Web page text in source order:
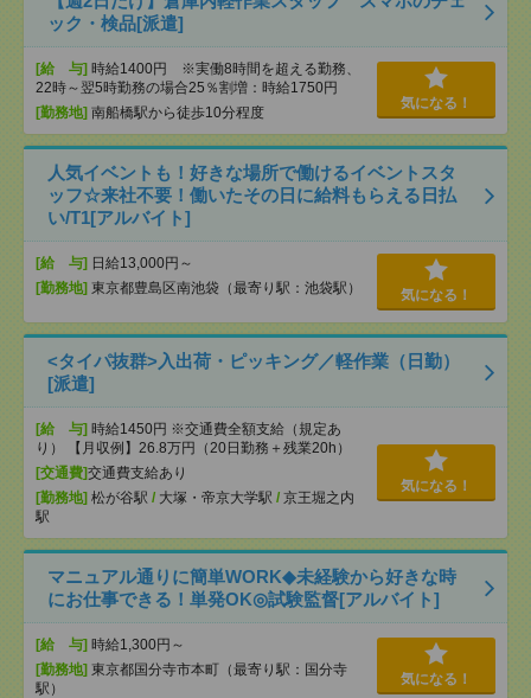
ック・検品[派遣]
[給 与] 時給1400円 ※実働8時間を超える勤務、
22時～翌5時勤務の場合25％割増：時給1750円
[勤務地] 南船橋駅から徒歩10分程度
気になる！
人気イベントも！好きな場所で働けるイベントスタ
ッフ☆来社不要！働いたその日に給料もらえる日払
い/T1[アルバイト]
[給 与] 日給13,000円～
[勤務地] 東京都豊島区南池袋（最寄り駅：池袋駅） 気になる！
<タイパ抜群>入出荷・ピッキング／軽作業（日勤）
[派遣]
[給 与] 時給1450円 ※交通費全額支給（規定あ
り） 【月収例】26.8万円（20日勤務＋残業20h）
[交通費]交通費支給あり
[勤務地] 松が谷駅 / 大塚・帝京大学駅 / 京王堀之内
駅
気になる！
マニュアル通りに簡単WORK◆未経験から好きな時
にお仕事できる！単発OK◎試験監督[アルバイト]
[給 与] 時給1,300円～
[勤務地] 東京都国分寺市本町（最寄り駅：国分寺
駅）
気になる！